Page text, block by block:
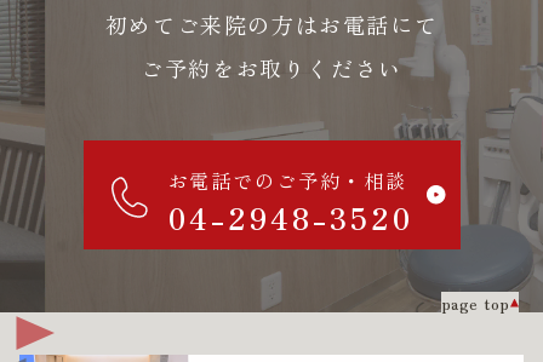
初めてご来院の方はお電話にて
ご予約をお取りください
お電話でのご予約・相談
04-2948-3520
page top